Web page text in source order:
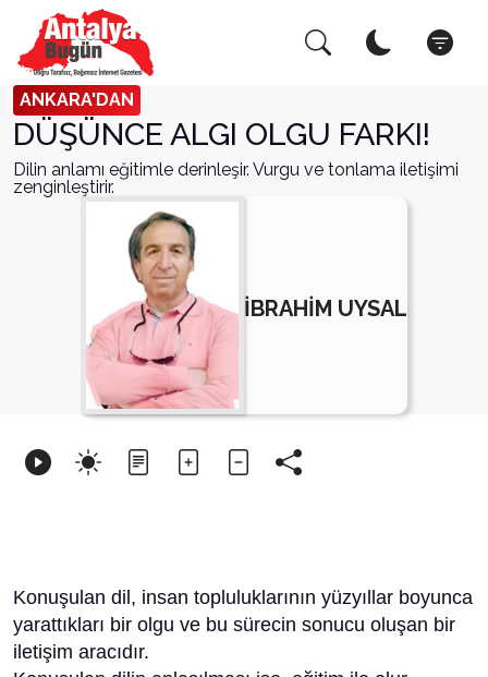
ANKARA'DAN
DÜŞÜNCE ALGI OLGU FARKI!
Dilin anlamı eğitimle derinleşir. Vurgu ve tonlama iletişimi
zenginleştirir.
İBRAHİM UYSAL
Konuşulan dil, insan topluluklarının yüzyıllar boyunca
yarattıkları bir olgu ve bu sürecin sonucu oluşan bir
iletişim aracıdır.
Arama Yap! Kapat